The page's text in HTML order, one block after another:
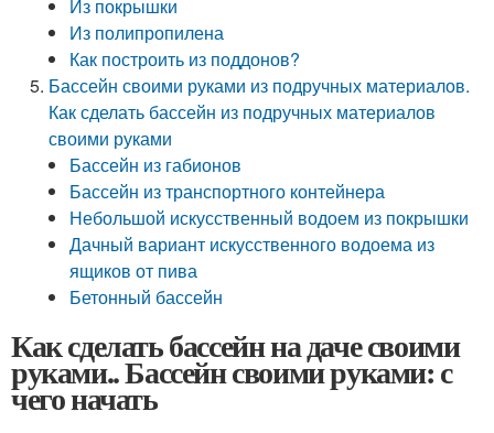
Из покрышки
Из полипропилена
Как построить из поддонов?
Бассейн своими руками из подручных материалов.
Как сделать бассейн из подручных материалов
своими руками
Бассейн из габионов
Бассейн из транспортного контейнера
Небольшой искусственный водоем из покрышки
Дачный вариант искусственного водоема из
ящиков от пива
Бетонный бассейн
Как сделать бассейн на даче своими
руками.. Бассейн своими руками: с
чего начать